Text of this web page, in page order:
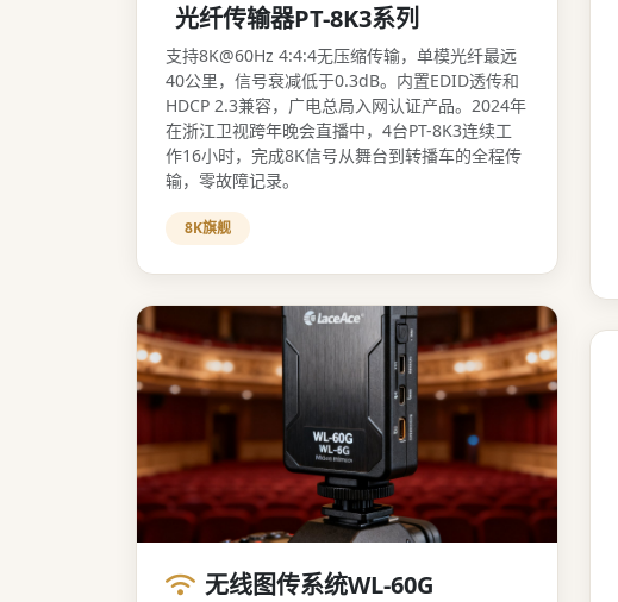
光纤传输器PT-8K3系列
支持8K@60Hz 4:4:4无压缩传输，单模光纤最远
40公里，信号衰减低于0.3dB。内置EDID透传和
HDCP 2.3兼容，广电总局入网认证产品。2024年
在浙江卫视跨年晚会直播中，4台PT-8K3连续工
作16小时，完成8K信号从舞台到转播车的全程传
输，零故障记录。
8K旗舰
无线图传系统WL-60G